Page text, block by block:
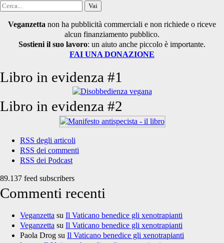
Cerca
Veganzetta non ha pubblicità commerciali e non richiede o riceve
alcun finanziamento pubblico.
Sostieni il suo lavoro: un aiuto anche piccolo è importante.
FAI UNA DONAZIONE
Libro in evidenza #1
Libro in evidenza #2
RSS degli articoli
RSS dei commenti
RSS dei Podcast
89.137 feed subscribers
Commenti recenti
Veganzetta su Il Vaticano benedice gli xenotrapianti
Veganzetta su Il Vaticano benedice gli xenotrapianti
Paola Drog su Il Vaticano benedice gli xenotrapianti